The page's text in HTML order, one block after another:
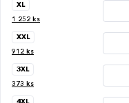
XL
1 252 ks
XXL
912 ks
3XL
373 ks
4XL